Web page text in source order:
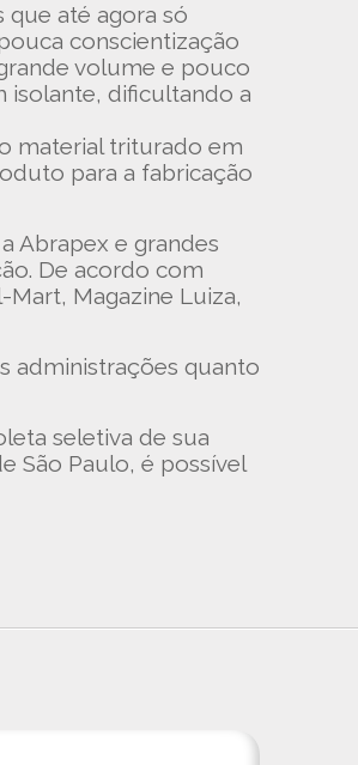
que até agora só
conscientização
volume e pouco
isolante, dificultando a
material triturado em
para a fabricação
Abrapex e grandes
De acordo com
Magazine Luiza,
administrações quanto
seletiva de sua
São Paulo, é possível